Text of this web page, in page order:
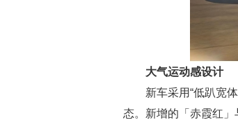
大气运动感设计
新车采用“低趴宽
态。新增的「赤霞红